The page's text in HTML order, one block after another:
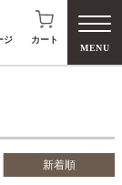
ジ
カート
MENU
検
新着順